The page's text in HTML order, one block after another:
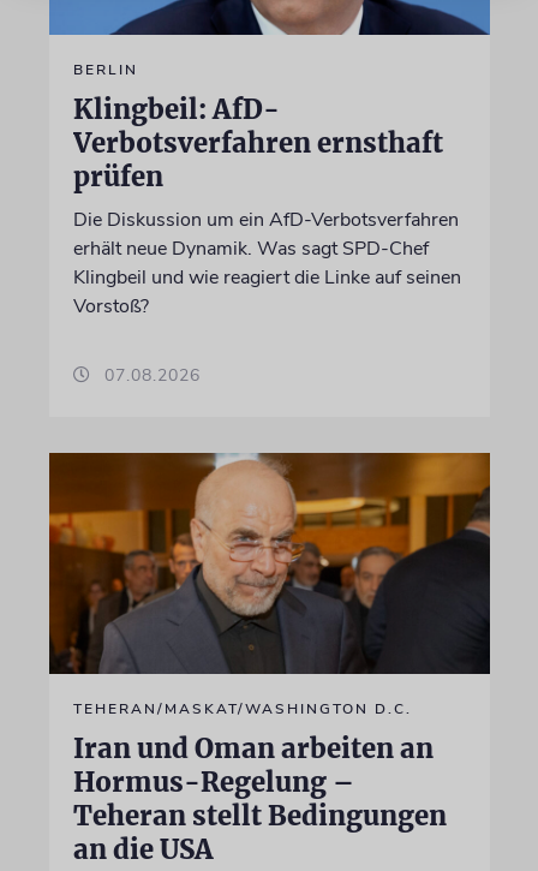
BERLIN
Klingbeil: AfD-
Verbotsverfahren ernsthaft
prüfen
Die Diskussion um ein AfD-Verbotsverfahren
erhält neue Dynamik. Was sagt SPD-Chef
Klingbeil und wie reagiert die Linke auf seinen
Vorstoß?
07.08.2026
TEHERAN/MASKAT/WASHINGTON D.C.
Iran und Oman arbeiten an
Hormus-Regelung –
Teheran stellt Bedingungen
an die USA